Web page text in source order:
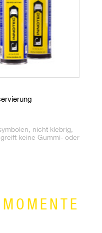
nicht klebrig,
keine Gummi- oder